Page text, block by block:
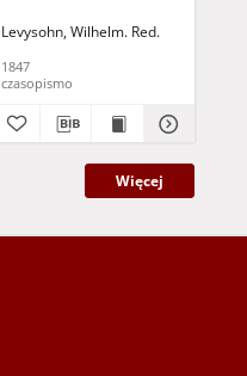
Levysohn, Wilhelm. Red.
1847
czasopismo
Więcej